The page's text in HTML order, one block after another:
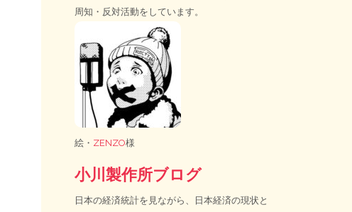
周知・反対活動をしています。
絵・ ZENZO様
小川製作所ブログ
日本の経済統計を見ながら、日本経済の現状と